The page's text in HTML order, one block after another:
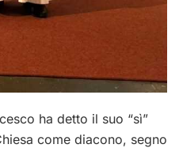
ha detto il suo “sì”
come diacono, segno